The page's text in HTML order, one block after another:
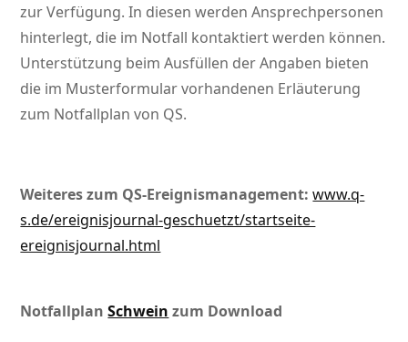
zur Verfügung. In diesen werden Ansprechpersonen
hinterlegt, die im Notfall kontaktiert werden können.
Unterstützung beim Ausfüllen der Angaben bieten
die im Musterformular vorhandenen Erläuterung
zum Notfallplan von QS.
Weiteres zum QS-Ereignismanagement:www.q-
s.de/ereignisjournal-geschuetzt/startseite-
ereignisjournal.html
NotfallplanSchwein zum Download